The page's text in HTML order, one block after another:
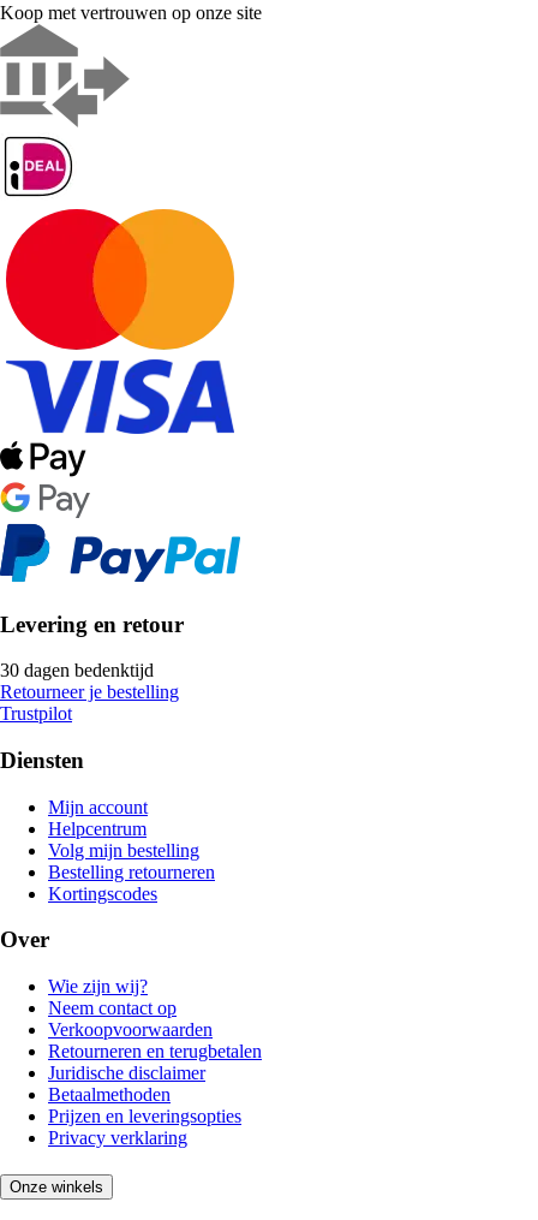
Koop met vertrouwen op onze site
Levering en retour
30 dagen bedenktijd
Retourneer je bestelling
Trustpilot
Diensten
Mijn account
Helpcentrum
Volg mijn bestelling
Bestelling retourneren
Kortingscodes
Over
Wie zijn wij?
Neem contact op
Verkoopvoorwaarden
Retourneren en terugbetalen
Juridische disclaimer
Betaalmethoden
Prijzen en leveringsopties
Privacy verklaring
Onze winkels